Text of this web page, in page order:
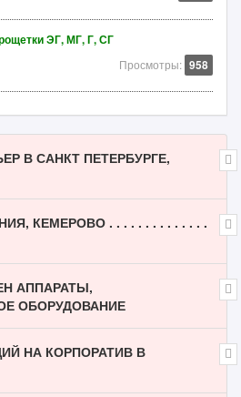
ЭГ, МГ, Г, СГ
Просмотры: 958
В САНКТ ПЕТЕРБУРГЕ,
КЕМЕРОВО . . . . . . . . . . . . . .
АППАРАТЫ,
ОБОРУДОВАНИЕ
НА КОРПОРАТИВ В